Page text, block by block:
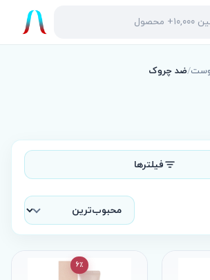
/ضد چروک
فیلترها
6٪